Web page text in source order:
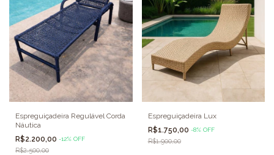
Espreguiçadeira Regulável Corda
Náutica
R$2.200,00 -12% OFF
R$2.500,00
Espreguiçadeira Lux
R$1.750,00 -8% OFF
R$1.900,00